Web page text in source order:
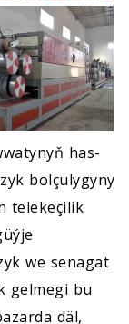
has-
bolçulygyny
telekeçilik
we senagat
gelmegi bu
däl,